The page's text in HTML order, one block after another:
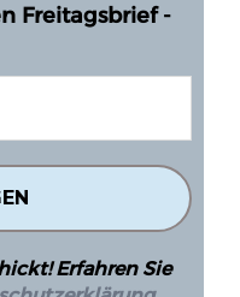
Freitagsbrief -
Erfahren Sie